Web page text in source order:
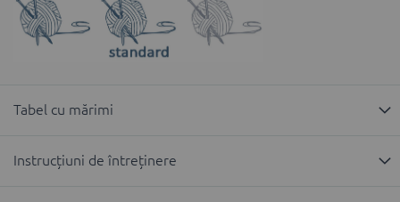
Tabel cu mărimi
Instrucțiuni de întreținere